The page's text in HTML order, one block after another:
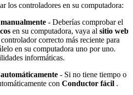
los controladores en su computadora:
- Deberías comprobar el
en su computadora, vaya al sitio web
correcto más reciente para
en su computadora uno por uno.
informáticas.
- Si no tiene tiempo o
con Conductor fácil .